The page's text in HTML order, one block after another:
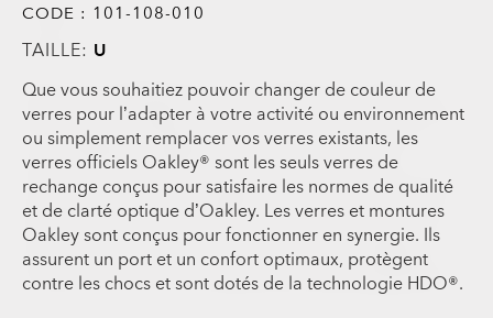
CODE : 101-108-010
TAILLE: U
Que vous souhaitiez pouvoir changer de couleur de
verres pour l’adapter à votre activité ou environnement
ou simplement remplacer vos verres existants, les
verres officiels Oakley® sont les seuls verres de
rechange conçus pour satisfaire les normes de qualité
et de clarté optique d’Oakley. Les verres et montures
Oakley sont conçus pour fonctionner en synergie. Ils
assurent un port et un confort optimaux, protègent
contre les chocs et sont dotés de la technologie HDO®.